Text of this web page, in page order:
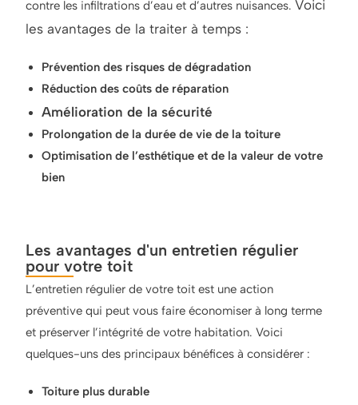
contre les infiltrations d’eau et d’autres nuisances.Voici
les avantages de la traiter à temps :
Prévention des risques de dégradation
Réduction des coûts de réparation
Amélioration de la sécurité
Prolongation de la durée de vie de la toiture
Optimisation de l’esthétique et de la valeur de votre
bien
Les avantages d'un entretien régulier
pour votre toit
L’entretien régulier de votre toit est une action
préventive qui peut vous faire économiser à long terme
et préserver l’intégrité de votre habitation. Voici
quelques-uns des principaux bénéfices à considérer :
Toiture plus durable